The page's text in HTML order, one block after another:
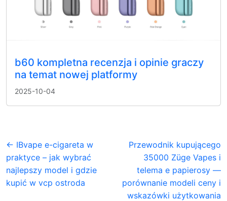
b60 kompletna recenzja i opinie graczy
na temat nowej platformy
2025-10-04
← IBvape e-cigareta w
praktyce – jak wybrać
najlepszy model i gdzie
kupić w vcp ostroda
Przewodnik kupującego
35000 Züge Vapes i
telema e papierosy —
porównanie modeli ceny i
wskazówki użytkowania